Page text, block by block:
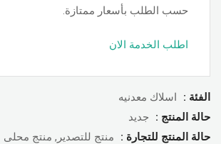
حسب الطلب بأسعار ممتازة.
اطلب الخدمة الان
الفئة :
اسلاك معدنيه
حالة المنتج :
جديد
حالة المنتج للتجارة :
منتج للتصدير, منتج محلى